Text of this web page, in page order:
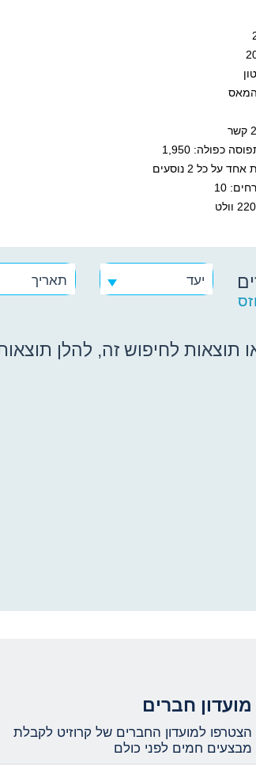
כפולה: 1,950
על כל 2 נוסעים
10
יעד תאריך
תוצאות לחיפוש זה, להלן
מועדון חברים
הצטרפו למועדון החברים של קרוזיט לקבלת
מבצעים חמים לפני כולם